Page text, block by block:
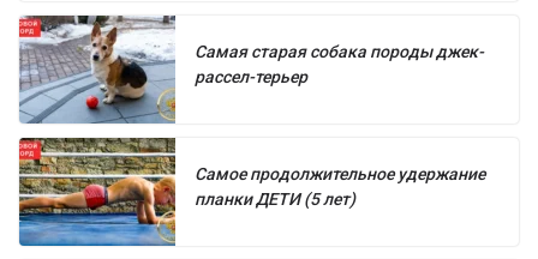
Самая старая собака породы джек-
рассел-терьер
Самое продолжительное удержание
планки ДЕТИ (5 лет)